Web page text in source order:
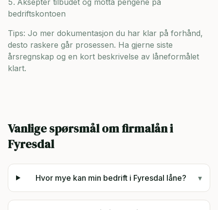
Aksepter tilbudet og motta pengene på
bedriftskontoen
Tips: Jo mer dokumentasjon du har klar på forhånd,
desto raskere går prosessen. Ha gjerne siste
årsregnskap og en kort beskrivelse av låneformålet
klart.
Vanlige spørsmål om firmalån i
Fyresdal
Hvor mye kan min bedrift i Fyresdal låne? ▾